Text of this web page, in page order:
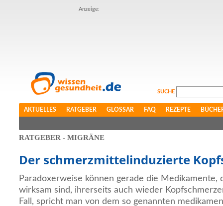
Anzeige:
SUCHE
AKTUELLES RATGEBER GLOSSAR FAQ REZEPTE
RATGEBER - MIGRÄNE
Der schmerzmittelinduzierte
Paradoxerweise können gerade die Medikamente,
wirksam sind, ihrerseits auch wieder
Fall, spricht man von dem so genannten